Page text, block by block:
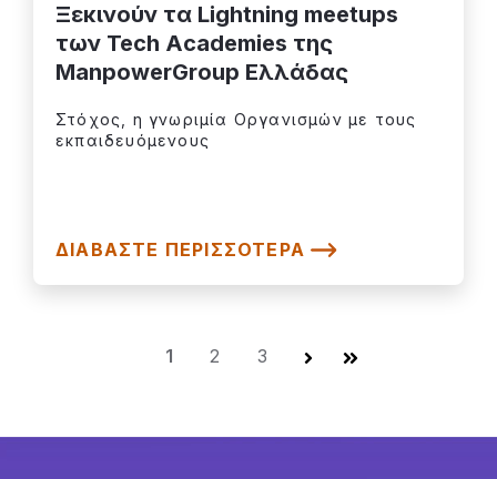
Ξεκινούν τα Lightning meetups
των Tech Academies της
ManpowerGroup Ελλάδας
Στόχος, η γνωριμία Οργανισμών με τους
εκπαιδευόμενους
ΔΙΑΒΆΣΤΕ ΠΕΡΙΣΣΌΤΕΡΑ
1 2 3 ΕπόμενοΤελευταία